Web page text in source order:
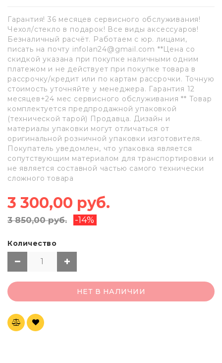
Гарантия! 36 месяцев сервисного обслуживания!
Чехол/стекло в подарок! Все виды аксессуаров!
Безналичный расчёт. Работаем с юр. лицами,
писать на почту infolan24@gmail.com **Цена со
скидкой указана при покупке наличными одним
платежом и не действует при покупке товара в
рассрочку/кредит или по картам рассрочки. Точную
стоимость уточняйте у менеджера. Гарантия 12
месяцев+24 мес сервисного обслуживания ** Товар
комплектуется предпродажной упаковкой
(технической тарой) Продавца. Дизайн и
материалы упаковки могут отличаться от
оригинальной розничной упаковки изготовителя.
Покупатель уведомлен, что упаковка является
сопутствующим материалом для транспортировки и
не является составной частью самого технически
сложного товара
3 300,00 руб.
3 850,00 руб. -14%
Количество
НЕТ В НАЛИЧИИ